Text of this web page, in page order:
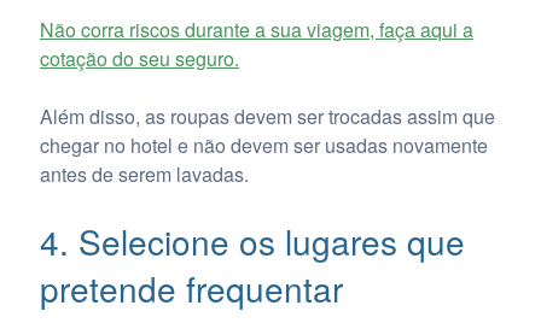
Não corra riscos durante a sua viagem, faça aqui a
cotação do seu seguro.
Além disso, as roupas devem ser trocadas assim que
chegar no hotel e não devem ser usadas novamente
antes de serem lavadas.
4. Selecione os lugares que
pretende frequentar